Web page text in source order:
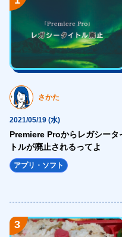
さかた
2021/05/19 (水)
Premiere Proからレガシータ
トルが廃止されるってよ
アプリ・ソフト
3
<source media="(max-width:
srcset="https://
<source type="image/webp"
srcset="https://
<img src="https://
alt="WEB制作" class="imgBk"
</picture>
<p class="topNav-txt1">
WEB制作
<svg>
<use xlink:href="https://
</a>